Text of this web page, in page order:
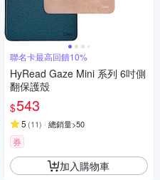
聯名卡最高回饋10%
HyRead Gaze Mini 系列 6吋側
翻保護殼
$543
5 (11) 總銷量>50
券
加入購物車